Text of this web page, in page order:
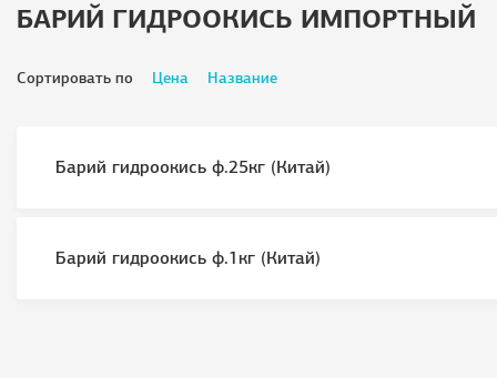
БАРИЙ ГИДРООКИСЬ ИМПОРТНЫЙ
Сортировать по Цена Название
Барий гидроокись ф.25кг (Китай)
Барий гидроокись ф.1кг (Китай)